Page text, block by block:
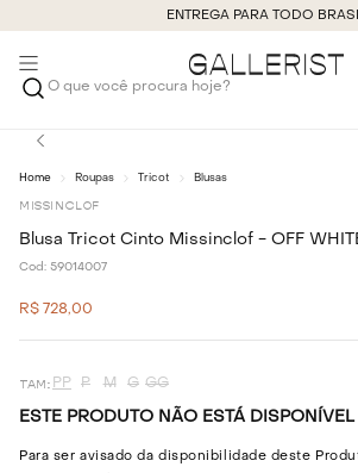
ENTREGA PARA TODO
O que você procura hoje?
Roupas Tricot Blusas
MISSINCLOF
Blusa Tricot Cinto Missinclof - OFF
Cod: 59014007
R$ 728,00
PP P M G GG
ESTE PRODUTO NÃO ESTÁ
Para ser avisado da disponibilidade deste